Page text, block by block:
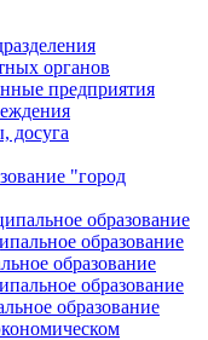
органов
предприятия
досуга
"город
образование
образование
образование
образование
образование